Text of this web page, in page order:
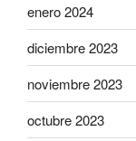
enero 2024
diciembre 2023
noviembre 2023
octubre 2023